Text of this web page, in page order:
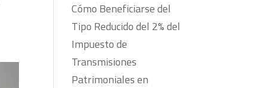
Cómo Beneficiarse del
Tipo Reducido del 2% del
Impuesto de
Transmisiones
Patrimoniales en